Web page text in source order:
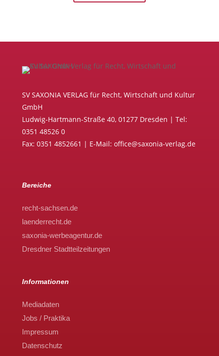
SV SAXONIA VERLAG für Recht, Wirtschaft und Kultur
GmbH
Ludwig-Hartmann-Straße 40, 01277 Dresden | Tel:
0351 48526 0
Fax: 0351 4852661 | E-Mail: office@saxonia-verlag.de
Bereiche
recht-sachsen.de
laenderrecht.de
saxonia-werbeagentur.de
Dresdner Stadtteilzeitungen
Informationen
Mediadaten
Jobs / Praktika
Impressum
Datenschutz